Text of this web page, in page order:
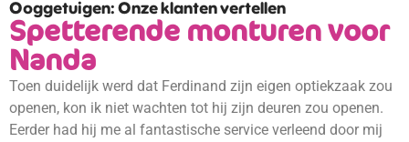
Ooggetuigen: Onze klanten vertellen
Spetterende monturen voor
Nanda
Toen duidelijk werd dat Ferdinand zijn eigen optiekzaak zou
openen, kon ik niet wachten tot hij zijn deuren zou openen.
Eerder had hij me al fantastische service verleend door mij